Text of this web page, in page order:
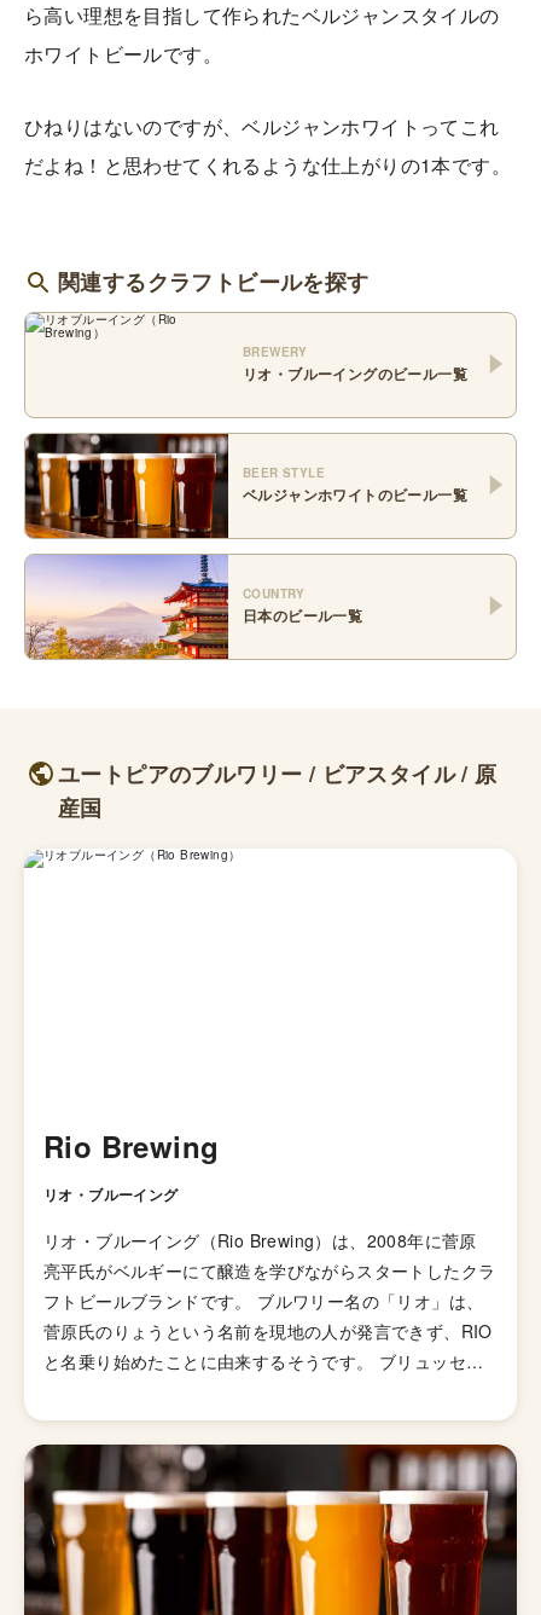
ら高い理想を目指して作られたベルジャンスタイルの
ホワイトビールです。
ひねりはないのですが、ベルジャンホワイトってこれ
だよね！と思わせてくれるような仕上がりの1本です。
関連するクラフトビールを探す
BREWERY
リオ・ブルーイングのビール一覧
BEER STYLE
ベルジャンホワイトのビール一覧
COUNTRY
日本のビール一覧
ユートピアのブルワリー / ビアスタイル / 原
産国
Rio Brewing
リオ・ブルーイング
リオ・ブルーイング（Rio Brewing）は、2008年に菅原
亮平氏がベルギーにて醸造を学びながらスタートしたクラ
フトビールブランドです。 ブルワリー名の「リオ」は、
菅原氏のりょうという名前を現地の人が発言できず、RIO
と名乗り始めたことに由来するそうです。 ブリュッセル
には日本に拡大&移転をはたし、東京都六本木にビアレス
トランを出店、千葉県柏市に醸造所を建造しています。か
なり珍しい逆輸入クラフトビールブルワリーです。 ベル
ギースタートのブルワリーらしくベルジャンスタイルのビ
ールを中心にラインナップしています。